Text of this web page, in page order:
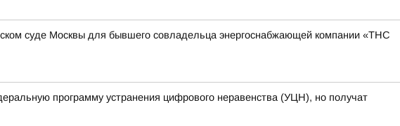
суде Москвы для бывшего совладельца энергоснабжающей компании «ТНС
программу устранения цифрового неравенства (УЦН), но получат